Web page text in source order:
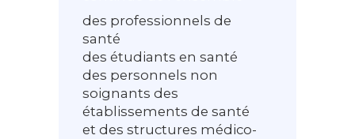
des professionnels de
santé
des étudiants en santé
des personnels non
soignants des
établissements de santé
et des structures médico-